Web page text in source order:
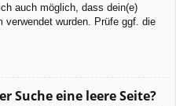
auch möglich, dass dein(e)
verwendet wurden. Prüfe ggf. die
Suche eine leere Seite?